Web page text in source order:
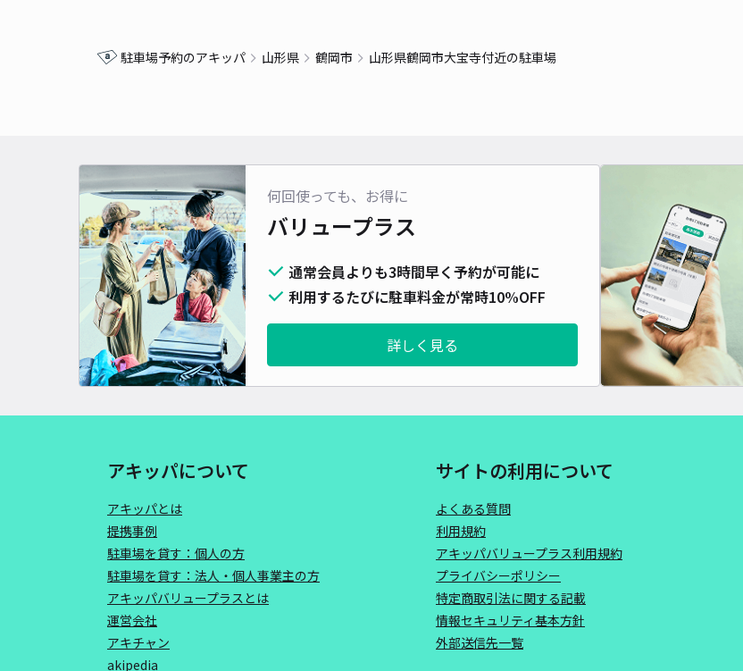
駐車場予約のアキッパ 山形県 鶴岡市 山形県鶴岡市大宝寺付近の駐車場
何回使っても、お得に
バリュープラス
通常会員よりも3時間早く予約が可能に
利用するたびに駐車料金が常時10%OFF
詳しく見る
アキッパについて
アキッパとは
提携事例
駐車場を貸す：個人の方
駐車場を貸す：法人・個人事業主の方
アキッパバリュープラスとは
運営会社
アキチャン
akipedia
サイトの利用について
よくある質問
利用規約
アキッパバリュープラス利用規約
プライバシーポリシー
特定商取引法に関する記載
情報セキュリティ基本方針
外部送信先一覧